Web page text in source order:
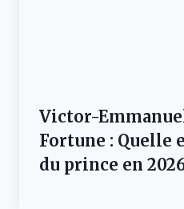
Victor-
Fortune : Quelle
du prince en